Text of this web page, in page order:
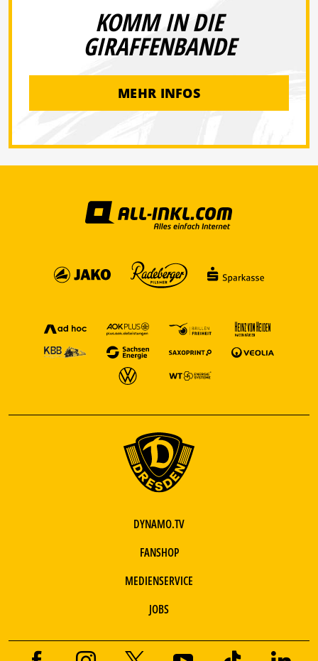
KOMM IN DIE
GIRAFFENBANDE
MEHR INFOS
DYNAMO.TV
FANSHOP
MEDIENSERVICE
JOBS